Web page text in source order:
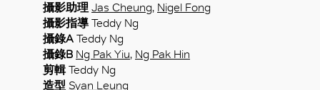
攝影助理 Jas Cheung, Nigel Fong
攝影指導 Teddy Ng
攝錄A Teddy Ng
攝錄B Ng Pak Yiu, Ng Pak Hin
剪輯Teddy Ng
造型 Syan Leung